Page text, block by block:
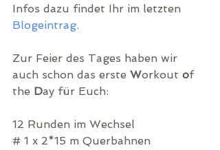
Infos dazu findet Ihr im letzten
Blogeintrag.
Zur Feier des Tages haben wir
auch schon das erste Workout of
the Day für Euch:
12 Runden im Wechsel
# 1 x 2*15 m Querbahnen